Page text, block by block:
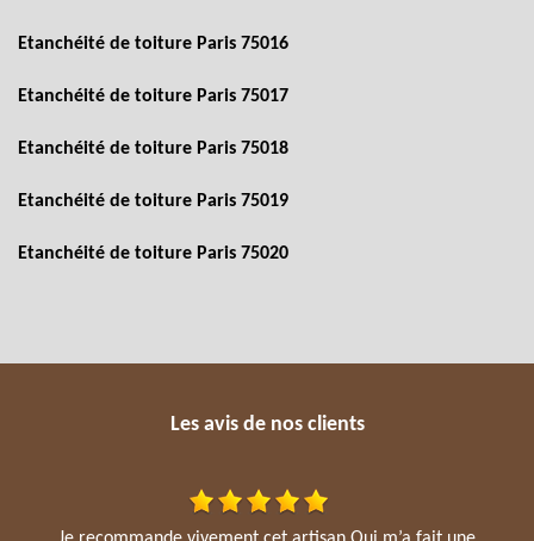
Etanchéité de toiture Paris 75016
Etanchéité de toiture Paris 75017
Etanchéité de toiture Paris 75018
Etanchéité de toiture Paris 75019
Etanchéité de toiture Paris 75020
Les avis de nos clients